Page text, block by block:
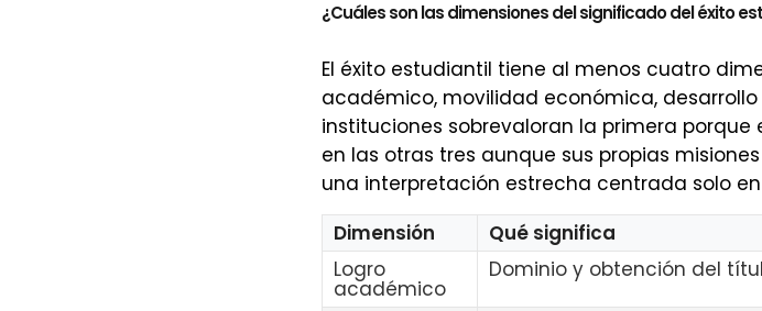
¿Cuáles son las dimensiones del significado del éxito
El éxito estudiantil tiene al menos cuatro
académico, movilidad económica,
instituciones sobrevaloran la primera
en las otras tres aunque sus propias
una interpretación estrecha centrada solo
Dimensión
Qué significa
Logro
académico
Dominio y obtención del